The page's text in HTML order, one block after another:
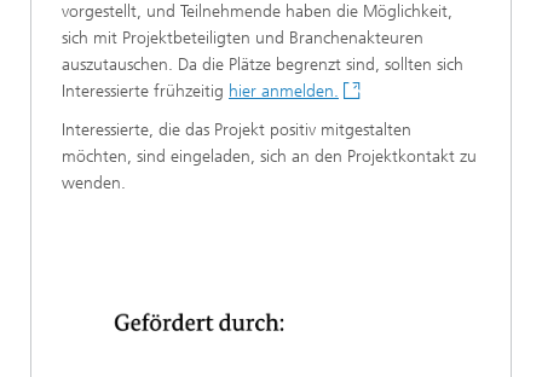
vorgestellt, und Teilnehmende haben die Möglichkeit,
sich mit Projektbeteiligten und Branchenakteuren
auszutauschen. Da die Plätze begrenzt sind, sollten sich
Interessierte frühzeitig hier anmelden.
Interessierte, die das Projekt positiv mitgestalten
möchten, sind eingeladen, sich an den Projektkontakt zu
wenden.